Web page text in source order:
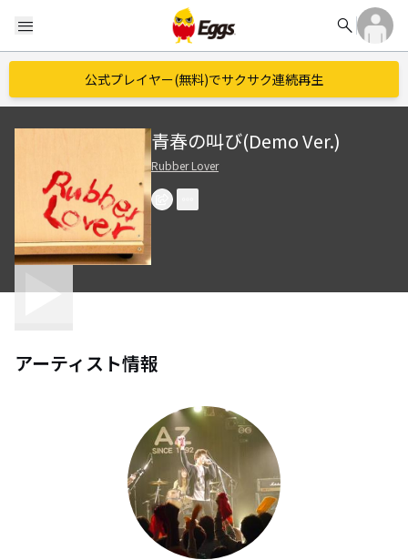
menu search
公式プレイヤー(無料)でサクサク連続再生
青春の叫び(Demo Ver.)
Rubber Lover
アーティスト情報